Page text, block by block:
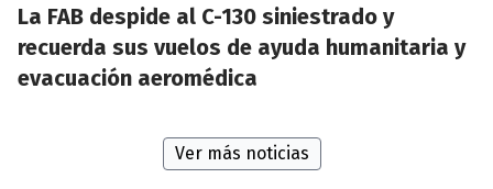
La FAB despide al C-130 siniestrado y
recuerda sus vuelos de ayuda humanitaria y
evacuación aeromédica
Ver más noticias